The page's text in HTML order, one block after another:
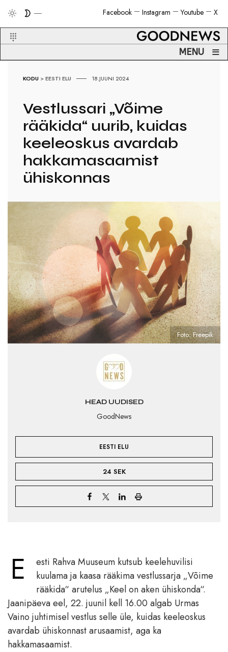
X
Youtube
Instagram
Facebook
MENU ≡
KODU >EESTI ELU 18.JUUNI 2024
Vestlussari „Võime
rääkida“ uurib, kuidas
keeleoskus avardab
hakkamasaamist
ühiskonnas
HEAD UUDISED
GoodNews
EESTI ELU
24 SEK
Foto: Freepik
E
esti Rahva Muuseum kutsub keelehuvilisi
kuulama ja kaasa rääkima vestlussarja „Võime
rääkida“ arutelus „Keel on aken ühiskonda“.
Jaanipäeva eel, 22. juunil kell 16.00 algab Urmas
Vaino juhtimisel vestlus selle üle, kuidas keeleoskus
avardab ühiskonnast arusaamist, aga ka
hakkamasaamist.